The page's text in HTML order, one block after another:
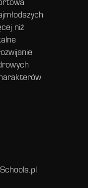
niż